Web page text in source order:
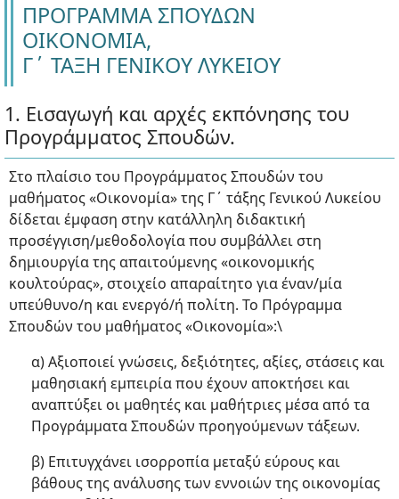
ΠΡΟΓΡΑΜΜΑ ΣΠΟΥΔΩΝ
ΟΙΚΟΝΟΜΙΑ,
Γ΄ ΤΑΞΗ ΓΕΝΙΚΟΥ ΛΥΚΕΙΟΥ
1. Εισαγωγή και αρχές εκπόνησης του
Προγράμματος Σπουδών.
Στο πλαίσιο του Προγράμματος Σπουδών του
μαθήματος «Οικονομία» της Γ΄ τάξης Γενικού Λυκείου
δίδεται έμφαση στην κατάλληλη διδακτική
προσέγγιση/μεθοδολογία που συμβάλλει στη
δημιουργία της απαιτούμενης «οικονομικής
κουλτούρας», στοιχείο απαραίτητο για έναν/μία
υπεύθυνο/η και ενεργό/ή πολίτη. Το Πρόγραμμα
Σπουδών του μαθήματος «Οικονομία»:\
α) Αξιοποιεί γνώσεις, δεξιότητες, αξίες, στάσεις και
μαθησιακή εμπειρία που έχουν αποκτήσει και
αναπτύξει οι μαθητές και μαθήτριες μέσα από τα
Προγράμματα Σπουδών προηγούμενων τάξεων.
β) Επιτυγχάνει ισορροπία μεταξύ εύρους και
βάθους της ανάλυσης των εννοιών της οικονομίας